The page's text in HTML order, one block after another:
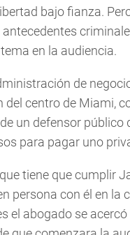
bajo fianza.
en la audiencia.
de
centro de Miami,
un defensor público
para pagar uno
tiene que cumplir
persona con él en la
el abogado se